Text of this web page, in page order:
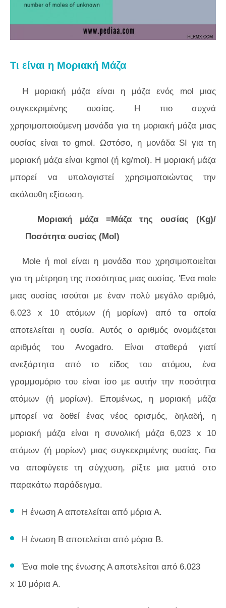
Τι είναι η Μοριακή Μάζα
Η μοριακή μάζα είναι η μάζα ενός mol μιας
συγκεκριμένης ουσίας. Η πιο συχνά
χρησιμοποιούμενη μονάδα για τη μοριακή μάζα μιας
ουσίας είναι το gmol. Ωστόσο, η μονάδα SI για τη
μοριακή μάζα είναι kgmol (ή kg/mol). Η μοριακή μάζα
μπορεί να υπολογιστεί χρησιμοποιώντας την
ακόλουθη εξίσωση.
Μοριακή μάζα =Μάζα της ουσίας (Kg)/
Ποσότητα ουσίας (Mol)
Mole ή mol είναι η μονάδα που χρησιμοποιείται
για τη μέτρηση της ποσότητας μιας ουσίας. Ένα mole
μιας ουσίας ισούται με έναν πολύ μεγάλο αριθμό,
6.023 x 10 ατόμων (ή μορίων) από τα οποία
αποτελείται η ουσία. Αυτός ο αριθμός ονομάζεται
αριθμός του Avogadro. Είναι σταθερά γιατί
ανεξάρτητα από το είδος του ατόμου, ένα
γραμμομόριο του είναι ίσο με αυτήν την ποσότητα
ατόμων (ή μορίων). Επομένως, η μοριακή μάζα
μπορεί να δοθεί ένας νέος ορισμός, δηλαδή, η
μοριακή μάζα είναι η συνολική μάζα 6,023 x 10
ατόμων (ή μορίων) μιας συγκεκριμένης ουσίας. Για
να αποφύγετε τη σύγχυση, ρίξτε μια ματιά στο
παρακάτω παράδειγμα.
Η ένωση Α αποτελείται από μόρια Α.
Η ένωση Β αποτελείται από μόρια Β.
Ένα mole της ένωσης Α αποτελείται από 6.023
x 10 μόρια Α.